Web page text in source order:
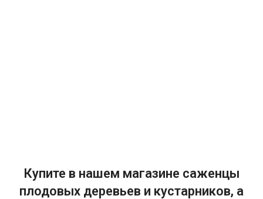
Купите в нашем магазине саженцы
плодовых деревьев и кустарников, а